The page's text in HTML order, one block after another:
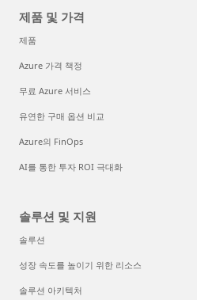
제품 및 가격
제품
Azure 가격 책정
무료 Azure 서비스
유연한 구매 옵션 비교
Azure의 FinOps
AI를 통한 투자 ROI 극대화
솔루션 및 지원
솔루션
성장 속도를 높이기 위한 리소스
솔루션 아키텍처